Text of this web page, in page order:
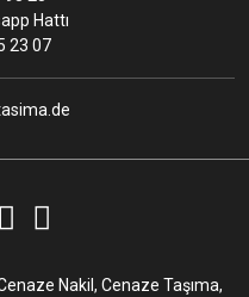
Hattı
23 07
Nakil, Cenaze Taşıma,